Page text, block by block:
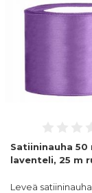
Satiininauha 50
laventeli, 25 m
Leveä